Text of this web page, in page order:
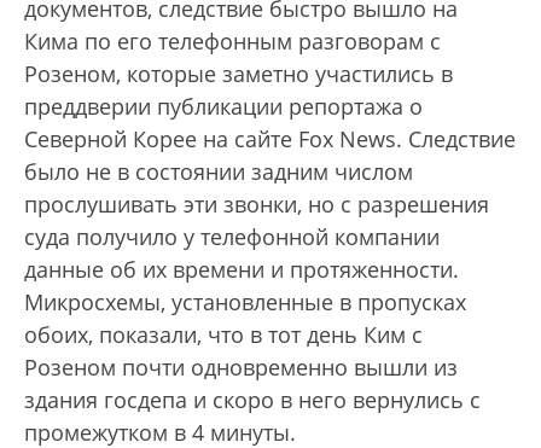
документов, следствие быстро вышло на
Кима по его телефонным разговорам с
Розеном, которые заметно участились в
преддверии публикации репортажа о
Северной Корее на сайте Fox News. Следствие
было не в состоянии задним числом
прослушивать эти звонки, но с разрешения
суда получило у телефонной компании
данные об их времени и протяженности.
Микросхемы, установленные в пропусках
обоих, показали, что в тот день Ким с
Розеном почти одновременно вышли из
здания госдепа и скоро в него вернулись с
промежутком в 4 минуты.